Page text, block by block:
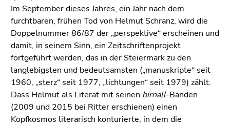
Im September dieses Jahres, ein Jahr nach dem
furchtbaren, frühen Tod von Helmut Schranz, wird die
Doppelnummer 86/87 der „perspektive“ erscheinen und
damit, in seinem Sinn, ein Zeitschriftenprojekt
fortgeführt werden, das in der Steiermark zu den
langlebigsten und bedeutsamsten („manuskripte“ seit
1960, „sterz“ seit 1977, „lichtungen“ seit 1979) zählt.
Dass Helmut als Literat mit seinen birnall-Bänden
(2009 und 2015 bei Ritter erschienen) einen
Kopfkosmos literarisch konturierte, in dem die